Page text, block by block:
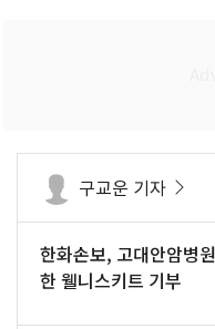
구교운 기자
한화손보, 고대안암병
한 웰니스키트 기부